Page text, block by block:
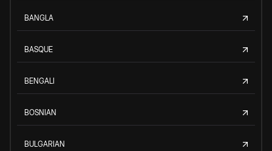
BANGLA
BASQUE
BENGALI
BOSNIAN
BULGARIAN